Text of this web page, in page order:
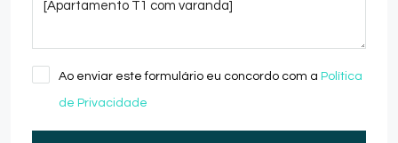
Ao enviar este formulário eu concordo com a Política
de Privacidade